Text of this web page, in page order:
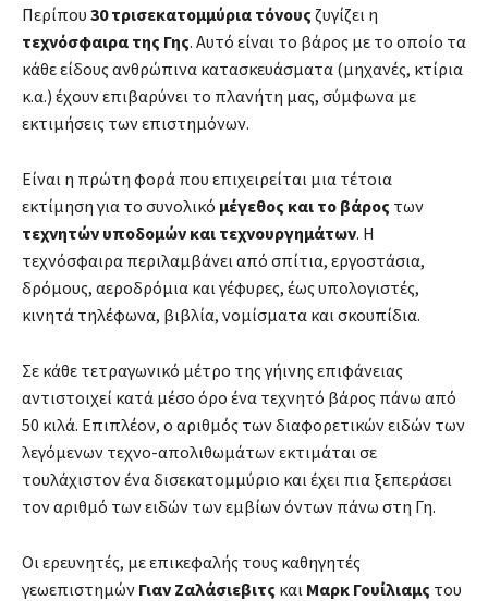
Περίπου 30 τρισεκατομμύρια τόνους ζυγίζει η
τεχνόσφαιρα της Γης. Αυτό είναι το βάρος με το οποίο τα
κάθε είδους ανθρώπινα κατασκευάσματα (μηχανές, κτίρια
κ.α.) έχουν επιβαρύνει το πλανήτη μας, σύμφωνα με
εκτιμήσεις των επιστημόνων.
Είναι η πρώτη φορά που επιχειρείται μια τέτοια
εκτίμηση για το συνολικό μέγεθος και το βάρος των
τεχνητών υποδομών και τεχνουργημάτων. Η
τεχνόσφαιρα περιλαμβάνει από σπίτια, εργοστάσια,
δρόμους, αεροδρόμια και γέφυρες, έως υπολογιστές,
κινητά τηλέφωνα, βιβλία, νομίσματα και σκουπίδια.
Σε κάθε τετραγωνικό μέτρο της γήινης επιφάνειας
αντιστοιχεί κατά μέσο όρο ένα τεχνητό βάρος πάνω από
50 κιλά. Επιπλέον, ο αριθμός των διαφορετικών ειδών των
λεγόμενων τεχνο-απολιθωμάτων εκτιμάται σε
τουλάχιστον ένα δισεκατομμύριο και έχει πια ξεπεράσει
τον αριθμό των ειδών των εμβίων όντων πάνω στη Γη.
Οι ερευνητές, με επικεφαλής τους καθηγητές
γεωεπιστημών Γιαν Ζαλάσιεβιτς και Μαρκ Γουίλιαμς του